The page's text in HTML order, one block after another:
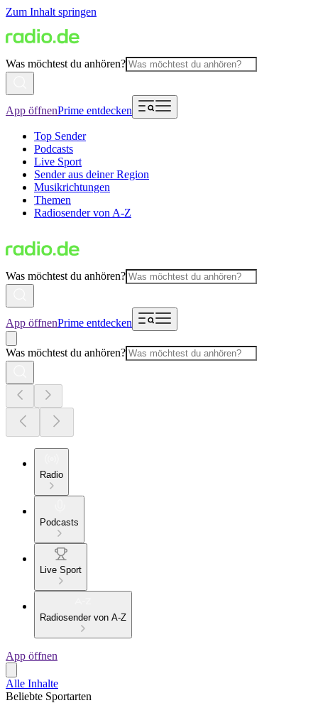
Zum Inhalt springen
Was möchtest du anhören?
App öffnenPrime entdecken
Top Sender
Podcasts
Live Sport
Sender aus deiner Region
Musikrichtungen
Themen
Radiosender von A-Z
Was möchtest du anhören?
App öffnenPrime entdecken
Was möchtest du anhören?
Radio
Podcasts
Live Sport
Radiosender von A-Z
App öffnen
Alle Inhalte
Beliebte Sportarten